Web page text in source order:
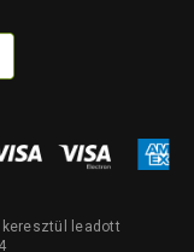
leadott